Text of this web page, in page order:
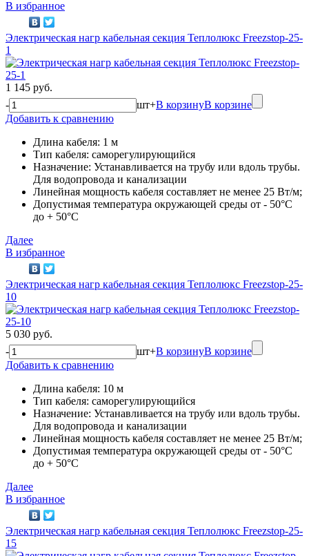
В избранное
Электрическая нагр кабельная секция Теплолюкс Freezstop-25-
1
1 145 руб.
-
шт+В корзинуВ корзине
Добавить к сравнению
Длина кабеля: 1 м
Тип кабеля: саморегулирующийся
Назначение: Устанавливается на трубу или вдоль трубы.
Для водопровода и канализации
Линейная мощность кабеля составляет не менее 25 Вт/м;
Допустимая температура окружающей среды от - 50°C
до + 50°C
Далее
В избранное
Электрическая нагр кабельная секция Теплолюкс Freezstop-25-
10
5 030 руб.
-
шт+В корзинуВ корзине
Добавить к сравнению
Длина кабеля: 10 м
Тип кабеля: саморегулирующийся
Назначение: Устанавливается на трубу или вдоль трубы.
Для водопровода и канализации
Линейная мощность кабеля составляет не менее 25 Вт/м;
Допустимая температура окружающей среды от - 50°C
до + 50°C
Далее
В избранное
Электрическая нагр кабельная секция Теплолюкс Freezstop-25-
15